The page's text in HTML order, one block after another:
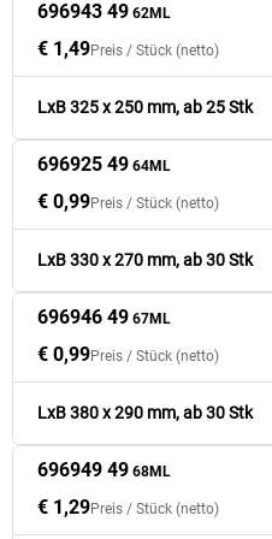
696955 49 77ML
€ 6,59
696943 49 62ML
€ 1,49Preis / Stück (netto)
LxB 325 x 250 mm, ab 25 Stk
696925 49 64ML
€ 0,99Preis / Stück (netto)
LxB 330 x 270 mm, ab 30 Stk
696946 49 67ML
€ 0,99Preis / Stück (netto)
LxB 380 x 290 mm, ab 30 Stk
696949 49 68ML
€ 1,29Preis / Stück (netto)